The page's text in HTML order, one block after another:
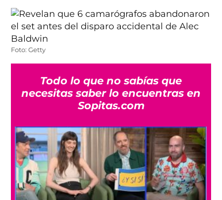
Foto: Getty
Todo lo que no sabías que
necesitas saber lo encuentras en
Sopitas.com